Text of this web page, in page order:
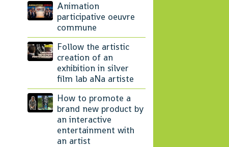
Animation
participative oeuvre
commune
Follow the artistic
creation of an
exhibition in silver
film lab aNa artiste
How to promote a
brand new product by
an interactive
entertainment with
an artist